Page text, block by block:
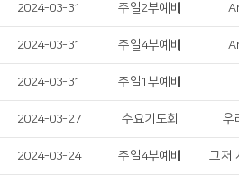
2024-03-31 주일2부예배
2024-03-31 주일4부예배
2024-03-31 주일1부예배
2024-03-27 수요기도회 우
2024-03-24 주일4부예배